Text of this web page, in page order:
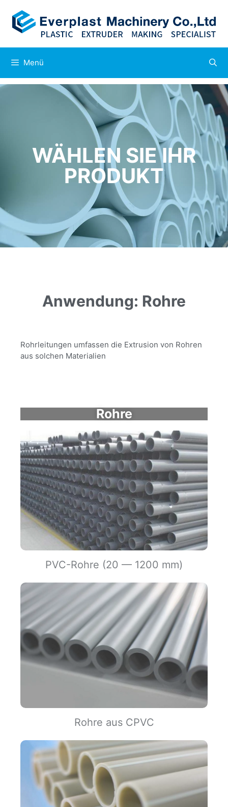
Menü
WÄHLEN SIE IHR
PRODUKT
Anwendung: Rohre
Rohrleitungen umfassen die Extrusion von Rohren
aus solchen Materialien
Rohre
PVC-Rohre (20 — 1200 mm)
Rohre aus CPVC